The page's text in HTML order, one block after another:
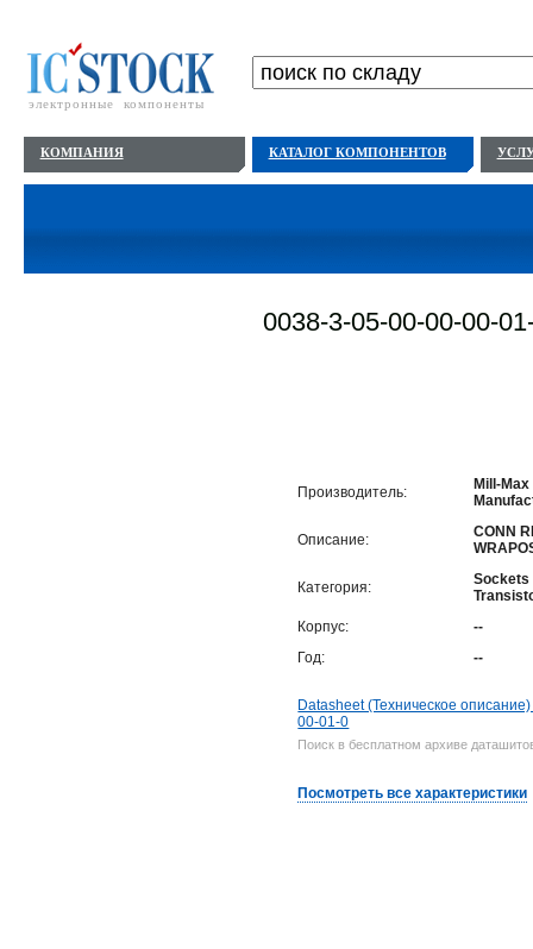
электронные компоненты
КОМПАНИЯ КАТАЛОГ КОМПОНЕНТОВ
0038-3-05-00-00-00-
Производитель:
Mill-Max
Описание:
CONN
Категория:
Sockets
Корпус:
--
Год:
--
Datasheet (Техническое
00-01-0
Поиск в бесплатном архиве
Посмотреть все характеристики